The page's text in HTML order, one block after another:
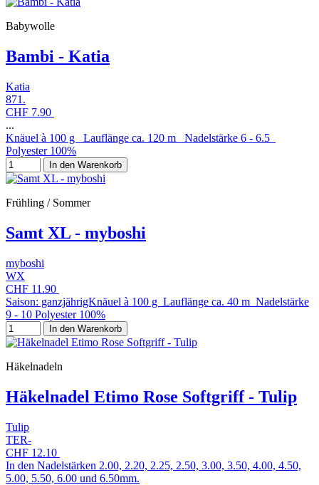
Babywolle
Bambi - Katia
Katia
871.
CHF 7.90
...
Knäuel à 100 g Lauflänge ca. 120 m Nadelstärke 6 - 6.5
Polyester 100%
In den Warenkorb
Frühling / Sommer
Samt XL - myboshi
myboshi
WX
CHF 11.90
Saison: ganzjährigKnäuel à 100 g Lauflänge ca. 40 m Nadelstärke
9 - 10 Polyester 100%
In den Warenkorb
Häkelnadeln
Häkelnadel Etimo Rose Softgriff - Tulip
Tulip
TER-
CHF 12.10
In den Nadelstärken 2.00, 2.20, 2.25, 2.50, 3.00, 3.50, 4.00, 4.50,
5.00, 5.50, 6.00 und 6.50mm.